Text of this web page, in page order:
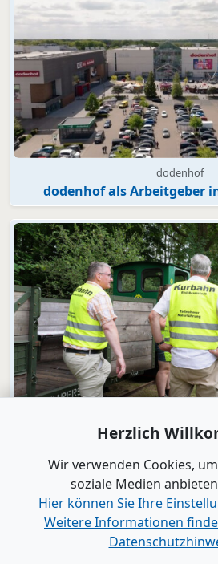
dodenhof
dodenhof als Arbeitgeber
Bad Bramstedt
"Wir wollen die
Dornröschenschlaf
Alle Videos
www.B2B-
Herzlich
Wir verwenden Cookies,
soziale Medien
Hier können Sie Ihre
Weitere Informationen